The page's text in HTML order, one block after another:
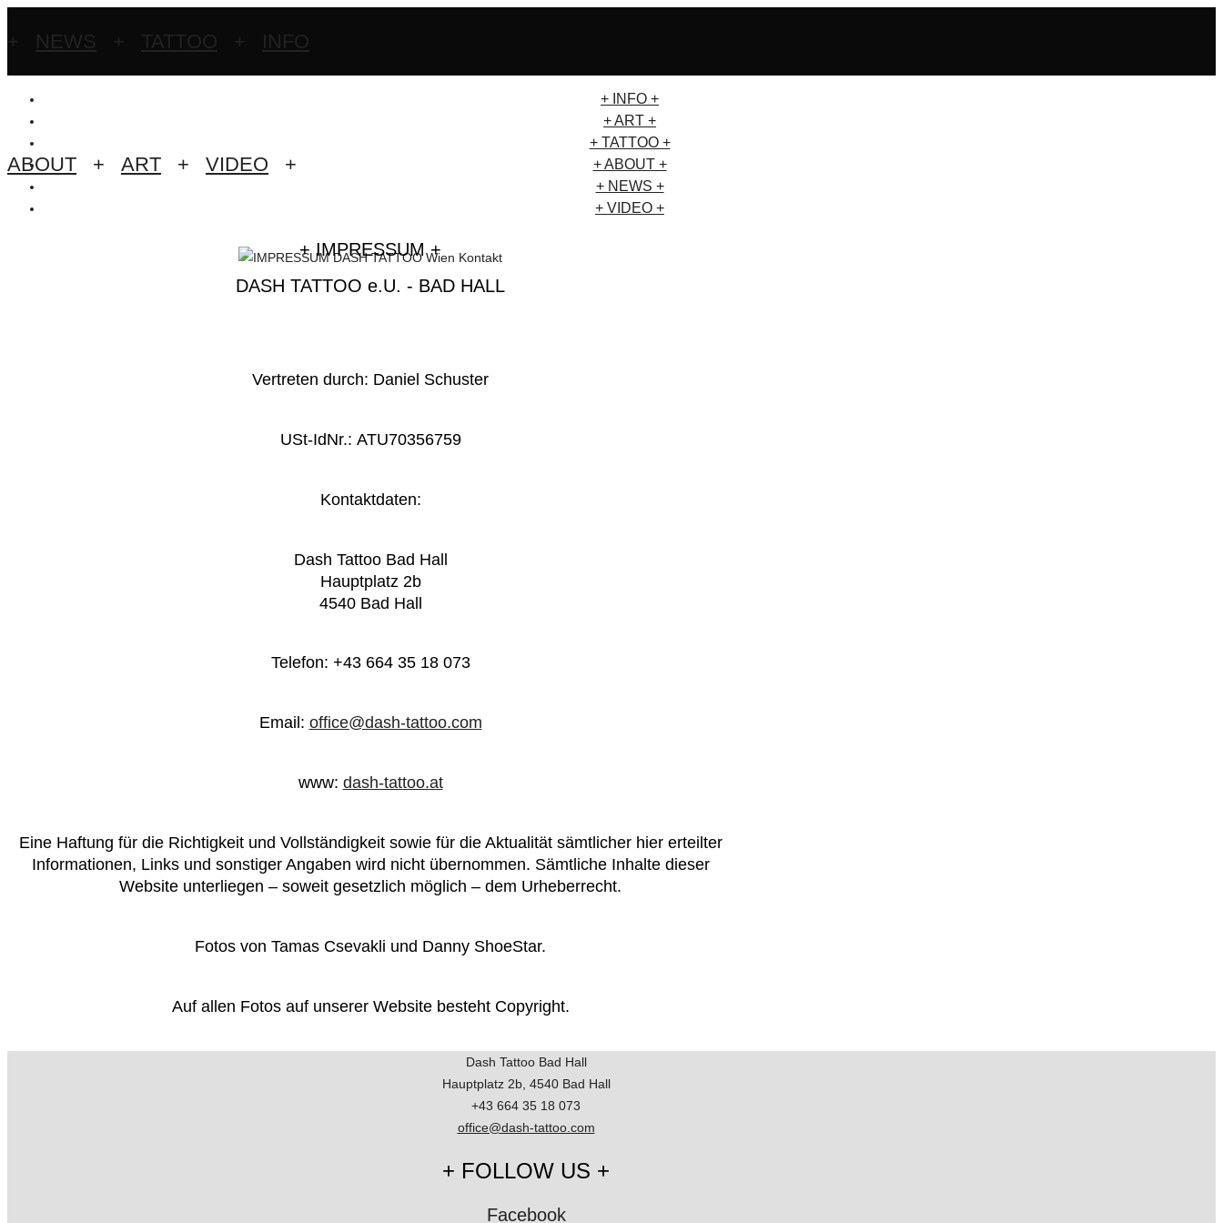
+ NEWS + TATTOO + INFO
ABOUT + ART + VIDEO +
+ INFO +
+ ART +
+ TATTOO +
+ ABOUT +
+ NEWS +
+ VIDEO +
+ IMPRESSUM +
DASH TATTOO e.U. - BAD HALL
Vertreten durch: Daniel Schuster
USt-IdNr.: ATU70356759
Kontaktdaten:
Dash Tattoo Bad Hall
Hauptplatz 2b
4540 Bad Hall
Telefon: +43 664 35 18 073
Email: office@dash-tattoo.com
www: dash-tattoo.at
Eine Haftung für die Richtigkeit und Vollständigkeit sowie für die Aktualität sämtlicher hier erteilter
Informationen, Links und sonstiger Angaben wird nicht übernommen. Sämtliche Inhalte dieser
Website unterliegen – soweit gesetzlich möglich – dem Urheberrecht.
Fotos von Tamas Csevakli und Danny ShoeStar.
Auf allen Fotos auf unserer Website besteht Copyright.
Dash Tattoo Bad Hall
Hauptplatz 2b, 4540 Bad Hall
+43 664 35 18 073
office@dash-tattoo.com
+ FOLLOW US +
Facebook